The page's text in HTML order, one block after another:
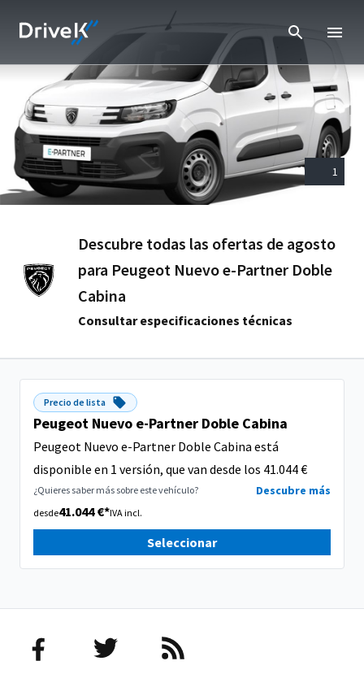
1
Descubre todas las ofertas de agosto
para Peugeot Nuevo e-Partner Doble
Cabina
Consultar especificaciones técnicas
Precio de lista
Peugeot Nuevo e-Partner Doble Cabina
Peugeot Nuevo e-Partner Doble Cabina está
disponible en 1 versión, que van desde los 41.044 €
¿Quieres saber más sobre este vehículo? Descubre más
desde41.044 €*IVA incl.
Seleccionar